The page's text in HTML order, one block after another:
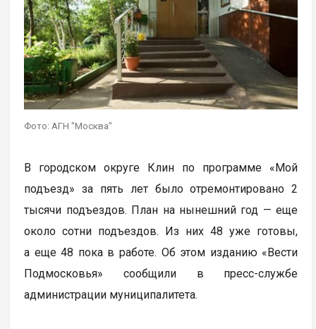
Фото: АГН "Москва"
В городском округе Клин по программе «Мой
подъезд» за пять лет было отремонтировано 2
тысячи подъездов. План на нынешний год — еще
около сотни подъездов. Из них 48 уже готовы,
а еще 48 пока в работе. Об этом изданию «Вести
Подмосковья» сообщили в пресс-службе
администрации муниципалитета.